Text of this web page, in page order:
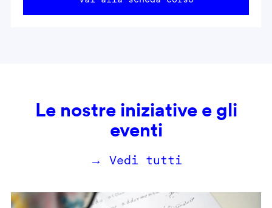
Le nostre iniziative e gli
eventi
→ Vedi tutti